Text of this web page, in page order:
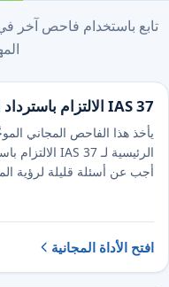
تابع باستخدام فاحص آخر
IAS 37 الالتزام باسترداد الموجودات والمحاسبة الدولية 16
يأخذ هذا الفاحص المجاني
أجب عن أسئلة قليلة لرؤية
افتح الأداة المجانية